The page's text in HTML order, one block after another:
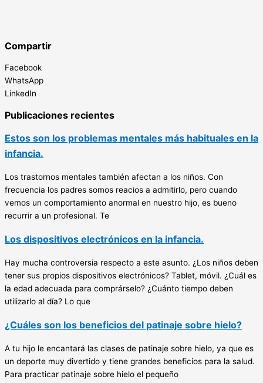
Compartir
Facebook
WhatsApp
LinkedIn
Publicaciones recientes
Estos son los problemas mentales más habituales en la
infancia.
Los trastornos mentales también afectan a los niños. Con
frecuencia los padres somos reacios a admitirlo, pero cuando
vemos un comportamiento anormal en nuestro hijo, es bueno
recurrir a un profesional. Te
Los dispositivos electrónicos en la infancia.
Hay mucha controversia respecto a este asunto. ¿Los niños deben
tener sus propios dispositivos electrónicos? Tablet, móvil. ¿Cuál es
la edad adecuada para comprárselo? ¿Cuánto tiempo deben
utilizarlo al día? Lo que
¿Cuáles son los beneficios del patinaje sobre hielo?
A tu hijo le encantará las clases de patinaje sobre hielo, ya que es
un deporte muy divertido y tiene grandes beneficios para la salud.
Para practicar patinaje sobre hielo el pequeño